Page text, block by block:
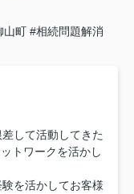
山町 #相続問題解消
して活動してきた
トワークを活かし
を活かしてお客様